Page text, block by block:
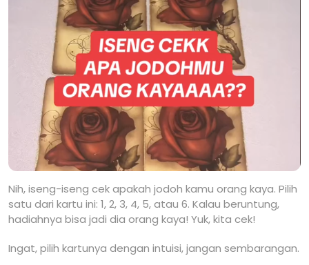
Nih, iseng-iseng cek apakah jodoh kamu orang kaya. Pilih
satu dari kartu ini: 1, 2, 3, 4, 5, atau 6. Kalau beruntung,
hadiahnya bisa jadi dia orang kaya! Yuk, kita cek!
Ingat, pilih kartunya dengan intuisi, jangan sembarangan.